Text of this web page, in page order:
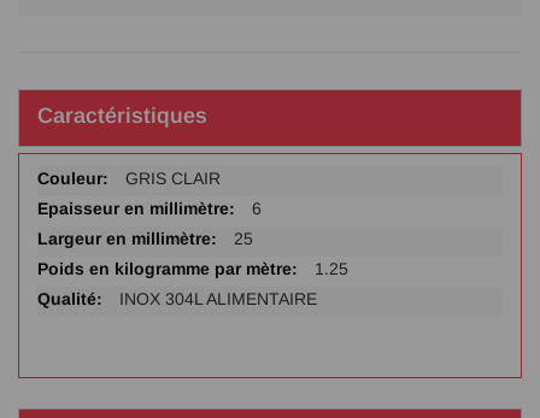
Caractéristiques
Plus
d'infos
GRIS CLAIR
6
25
1.25
INOX 304L ALIMENTAIRE